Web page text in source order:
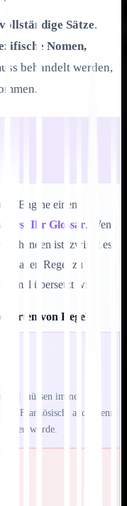
Sätze.
Nomen,
behandelt werden,
Engine einen
Ihr Glossar. Wenn
ist, zwingt es
Regel zu
übersetzt wird.
Arten von Regeln:
müssen immer
auf Französisch, auch wenn
würde.